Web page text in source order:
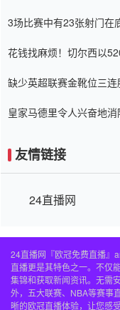
3场比赛中有23张射门在
花钱找麻烦！切尔西以
缺少英超联赛金靴位三
皇家马德里令人兴奋地
友情链接
24直播网
24直播网『欧冠免费直播』
直播更是其特色之一。不仅
集锦和获取新闻资讯。无需
外，五大联赛、NBA等赛事
晰的欧冠直播体验，让您感